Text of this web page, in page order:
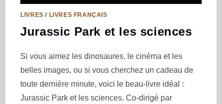
LIVRES / LIVRES FRANÇAIS
Jurassic Park et les sciences
Si vous aimez les dinosaures, le cinéma et les
belles images, ou si vous cherchez un cadeau de
toute dernière minute, voici le beau-livre idéal :
Jurassic Park et les sciences. Co-dirigé par